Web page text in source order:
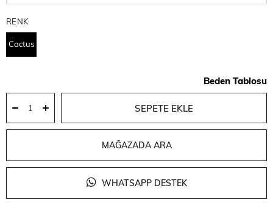
RENK
Cactus
Beden Tablosu
MAĞAZADA ARA
WHATSAPP DESTEK